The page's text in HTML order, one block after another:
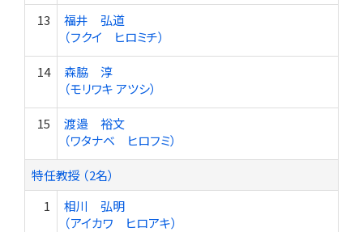
13
福井 弘道
（フクイ ヒロミチ）
14
森脇 淳
（モリワキ アツシ）
15
渡邉 裕文
（ワタナベ ヒロフミ）
特任教授 （2名）
1
相川 弘明
（アイカワ ヒロアキ）